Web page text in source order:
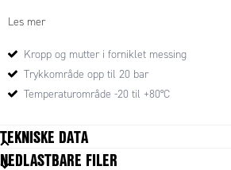
Les mer
Kropp og mutter i forniklet messing
Trykkområde opp til 20 bar
Temperaturområde -20 til +80°C
TEKNISKE DATA
NEDLASTBARE FILER